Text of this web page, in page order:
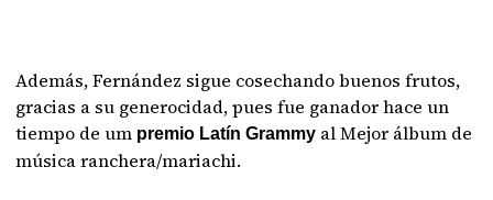
Además, Fernández sigue cosechando buenos frutos,
gracias a su generocidad, pues fue ganador hace un
tiempo de um premio Latín Grammy al Mejor álbum de
música ranchera/mariachi.